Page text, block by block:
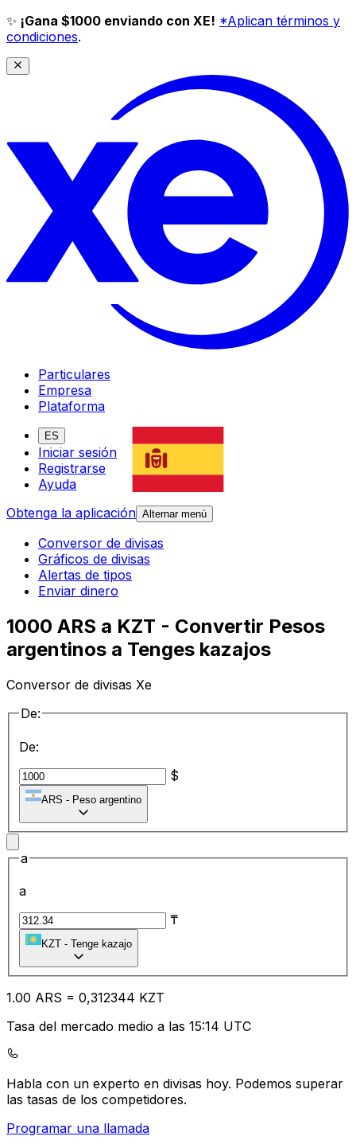
✨ ¡Gana $1000 enviando con XE! *Aplican términos y
condiciones.
Particulares
Empresa
Plataforma
ES
Iniciar sesión
Registrarse
Ayuda
Obtenga la aplicación Alternar menú
Conversor de divisas
Gráficos de divisas
Alertas de tipos
Enviar dinero
1000 ARS a KZT - Convertir Pesos
argentinos a Tenges kazajos
Conversor de divisas Xe
De:
De:
$
ARS - Peso argentino
a
a
₸
KZT - Tenge kazajo
1.00 ARS = 0,312344 KZT
Tasa del mercado medio a las 15:14 UTC
Habla con un experto en divisas hoy. Podemos superar
las tasas de los competidores.
Programar una llamada